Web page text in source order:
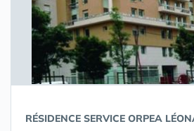
RÉSIDENCE SERVICE ORPEA